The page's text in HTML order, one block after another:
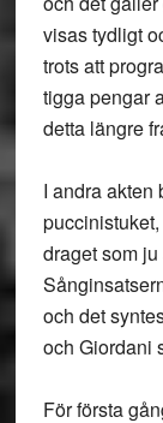
visas tydligt
trots att
tigga pengar
detta längre
I andra akten
draget som
och det
och Giordani
För första